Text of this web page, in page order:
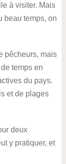
à visiter. Mais
beau temps, on
pêcheurs, mais
temps en
du pays.
et de plages
deux
y pratiquer, et